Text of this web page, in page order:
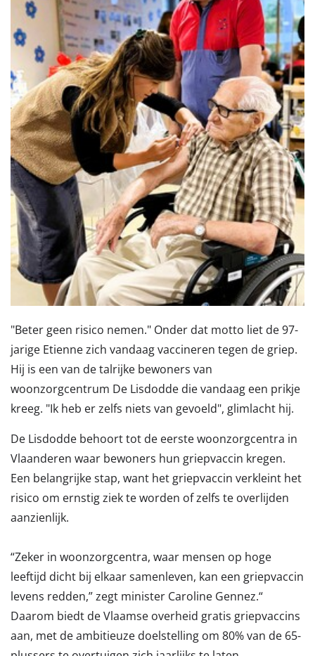
"Beter geen risico nemen." Onder dat motto liet de 97-
jarige Etienne zich vandaag vaccineren tegen de griep.
Hij is een van de talrijke bewoners van
woonzorgcentrum De Lisdodde die vandaag een prikje
kreeg. "Ik heb er zelfs niets van gevoeld", glimlacht hij.
De Lisdodde behoort tot de eerste woonzorgcentra in
Vlaanderen waar bewoners hun griepvaccin kregen.
Een belangrijke stap, want het griepvaccin verkleint het
risico om ernstig ziek te worden of zelfs te overlijden
aanzienlijk.
“Zeker in woonzorgcentra, waar mensen op hoge
leeftijd dicht bij elkaar samenleven, kan een griepvaccin
levens redden,” zegt minister Caroline Gennez.“
Daarom biedt de Vlaamse overheid gratis griepvaccins
aan, met de ambitieuze doelstelling om 80% van de 65-